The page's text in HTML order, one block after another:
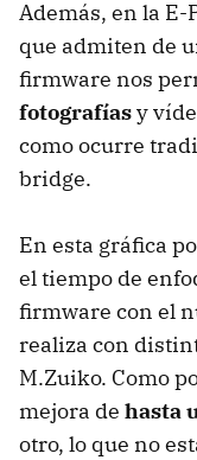
Además, en la E-
que admiten de
firmware nos
fotografíasy
como ocurre
bridge.
En esta gráfica
el tiempo de
firmware con el
realiza con
M.Zuiko. Como
mejora de hasta
otro, lo que no